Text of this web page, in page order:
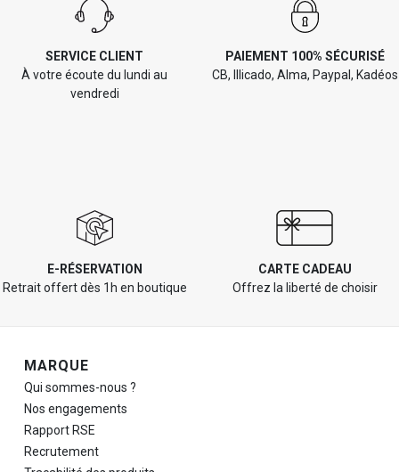
SERVICE CLIENT
À votre écoute du lundi au
vendredi
PAIEMENT 100% SÉCURISÉ
CB, Illicado, Alma, Paypal, Kadéos
E-RÉSERVATION
Retrait offert dès 1h en boutique
CARTE CADEAU
Offrez la liberté de choisir
Navigation de pied de page
MARQUE
Qui sommes-nous ?
Nos engagements
Rapport RSE
Recrutement